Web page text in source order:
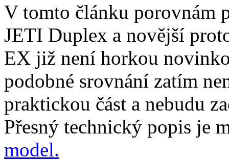
V tomto článku porovnám
JETI Duplex a novější
EX již není horkou
podobné srovnání zatím
praktickou část a nebudu
Přesný technický popis je
model.